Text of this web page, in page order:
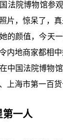
法院博物馆参
片，惊呆了，
的颜值，今天
内地商家都相
中国法院博物
上海市第一百
第一人